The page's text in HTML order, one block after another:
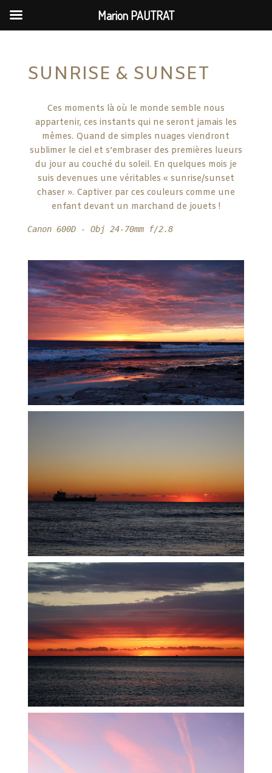
SUNRISE & SUNSET
Ces moments là où le monde semble nous
appartenir, ces instants qui ne seront jamais les
mêmes. Quand de simples nuages viendront
sublimer le ciel et s’embraser des premières lueurs
du jour au couché du soleil. En quelques mois je
suis devenues une véritables « sunrise/sunset
chaser ». Captiver par ces couleurs comme une
enfant devant un marchand de jouets !
Canon 600D - Obj 24-70mm f/2.8
Marion PAUTRAT